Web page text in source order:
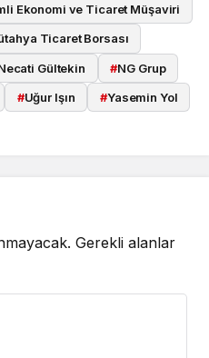
Ekonomi ve Ticaret Müşaviri
Ticaret Borsası
Gültekin #NG Grup
#Uğur Işın #Yasemin Yol
Gerekli alanlar